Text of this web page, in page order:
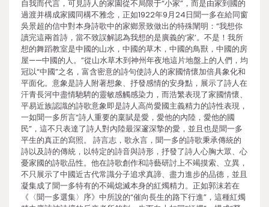
自我而代言，可見詩人的家園從不局限于“小家”，而是由家到國的
過渡并構成家國同構不雅念，正如1922年9月24日聞一多在給同窗
吳景超的信中對本身詩歌中的家鄉景致做出的特殊闡明：“我想你
讀完這兩首詩，當不致誤解認為我想的是廣義的‘家’。不是！我所
想的舞蹈教室是中國的山水，中國的草木，中國的鳥獸，中國的房
屋——中國的人。”從山水草木到神州年夜地這片地盤上的人們，均
冠以“中國”之名，富含密意的詩句使詩人的家國情懷加倍具象化和
平面化。意象是詩人附著想象、抒發感情的安身點，展示了詩人在
汗青長河中盡情馳騁的靈敏感觸感染力，而浩繁表現了家國情懷、
平易近族認識的詩歌意象即是詩人高尚愛國主義精力的詩性表現，
一如聞一多所言“詩人重要的稟賦是愛，愛他的內陸，愛他的國
民”，這不只表達了詩人對內陸最深邃深摯的愛，並且也是聞一多
平生的真正的寫照。 詩言志，歌永言，聞一多的詩歌秉承傳統的
詩以及詩的傳統，以特定的詩音與詩形，抒發了詩人心胸大眾、心
憂家國的詩歌品性。他在詩歌創作和詩藝研討上不竭摸索、立異，
不只展示了中國近古代常識分子追求真諦、盡力進步的品德，並且
凝集成了聞一多特有的不竭熄滅本身的紅燭精力。正如郭沫若在
《〈聞一多選集〉序》中所說的“催向長生的路下行進”，這種紅燭